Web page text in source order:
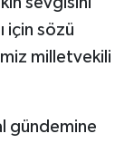
için sözü
milletvekili
gündemine